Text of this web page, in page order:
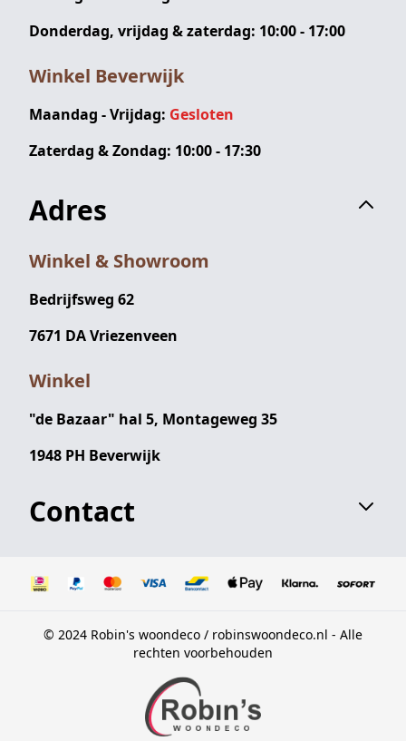
Donderdag, vrijdag & zaterdag: 10:00 - 17:00
Winkel Beverwijk
Maandag - Vrijdag: Gesloten
Zaterdag & Zondag: 10:00 - 17:30
Adres
Winkel & Showroom
Bedrijfsweg 62
7671 DA Vriezenveen
Winkel
"de Bazaar" hal 5, Montageweg 35
1948 PH Beverwijk
Contact
© 2024 Robin's woondeco / robinswoondeco.nl - Alle
rechten voorbehouden